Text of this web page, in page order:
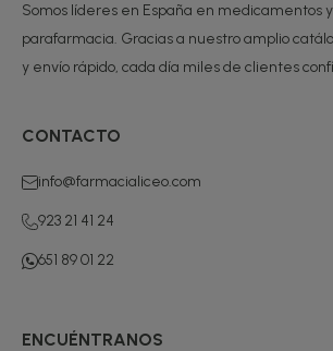
Somos líderes en España en medicamentos
parafarmacia. Gracias a nuestro amplio
y envío rápido, cada día miles de clientes
CONTACTO
info@farmacialiceo.com
923 21 41 24
651 89 01 22
ENCUÉNTRANOS